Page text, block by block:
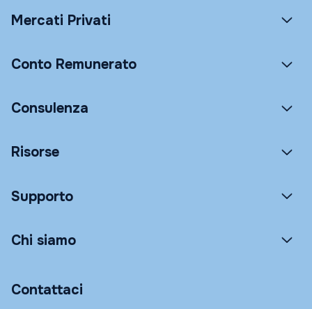
Mercati Privati
Conto Remunerato
Consulenza
Risorse
Supporto
Chi siamo
Contattaci